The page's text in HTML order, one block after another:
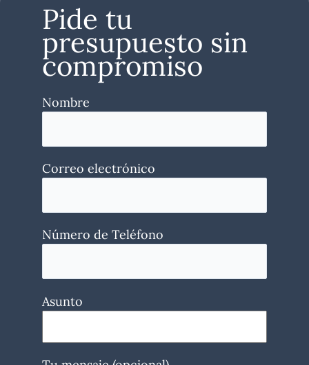
Pide tu
presupuesto sin
compromiso
Nombre
Correo electrónico
Número de Teléfono
Asunto